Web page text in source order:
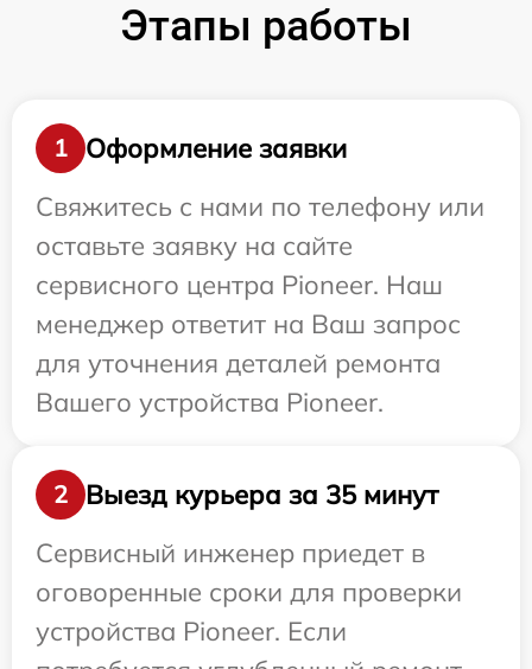
Этапы работы
1
Оформление заявки
Свяжитесь с нами по телефону или
оставьте заявку на сайте
сервисного центра Pioneer. Наш
менеджер ответит на Ваш запрос
для уточнения деталей ремонта
Вашего устройства Pioneer.
2
Выезд курьера за 35 минут
Сервисный инженер приедет в
оговоренные сроки для проверки
устройства Pioneer. Если